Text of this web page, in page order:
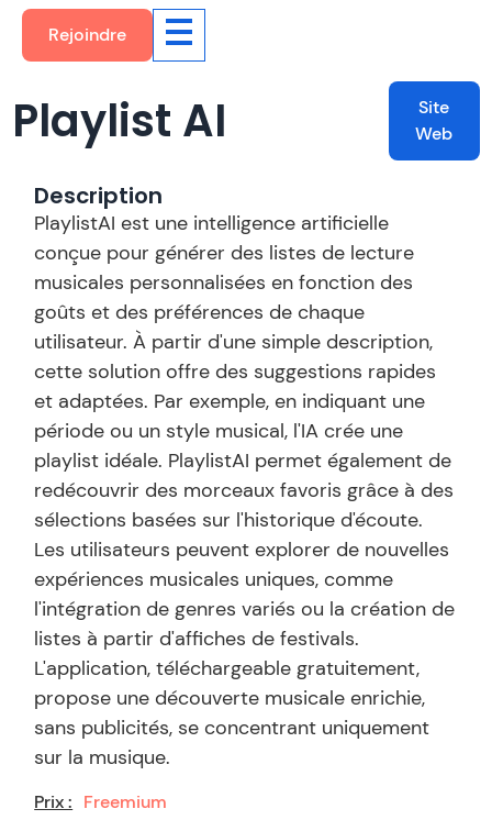
Rejoindre
Playlist AI
Site
Web
Description
PlaylistAI est une intelligence artificielle
conçue pour générer des listes de lecture
musicales personnalisées en fonction des
goûts et des préférences de chaque
utilisateur. À partir d'une simple description,
cette solution offre des suggestions rapides
et adaptées. Par exemple, en indiquant une
période ou un style musical, l'IA crée une
playlist idéale. PlaylistAI permet également de
redécouvrir des morceaux favoris grâce à des
sélections basées sur l'historique d'écoute.
Les utilisateurs peuvent explorer de nouvelles
expériences musicales uniques, comme
l'intégration de genres variés ou la création de
listes à partir d'affiches de festivals.
L'application, téléchargeable gratuitement,
propose une découverte musicale enrichie,
sans publicités, se concentrant uniquement
sur la musique.
Prix : Freemium